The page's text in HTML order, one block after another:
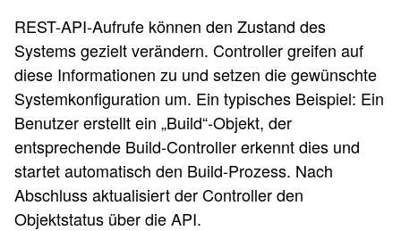
REST-API-Aufrufe können den Zustand des
Systems gezielt verändern. Controller greifen auf
diese Informationen zu und setzen die gewünschte
Systemkonfiguration um. Ein typisches Beispiel: Ein
Benutzer erstellt ein „Build“-Objekt, der
entsprechende Build-Controller erkennt dies und
startet automatisch den Build-Prozess. Nach
Abschluss aktualisiert der Controller den
Objektstatus über die API.